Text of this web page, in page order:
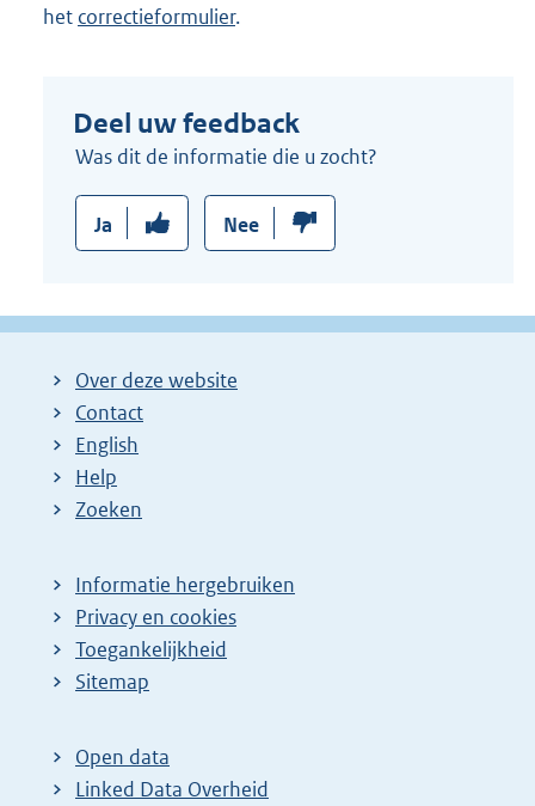
het correctieformulier.
Deel uw feedback
Was dit de informatie die u zocht?
Ja Nee
Over deze website
Contact
English
Help
Zoeken
Informatie hergebruiken
Privacy en cookies
Toegankelijkheid
Sitemap
Open data
Linked Data Overheid